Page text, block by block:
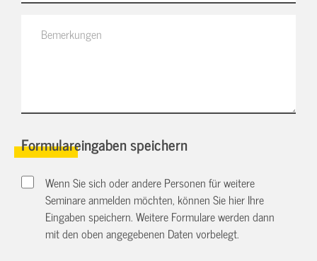
Formulareingaben speichern
Wenn Sie sich oder andere Personen für weitere
Seminare anmelden möchten, können Sie hier Ihre
Eingaben speichern. Weitere Formulare werden dann
mit den oben angegebenen Daten vorbelegt.